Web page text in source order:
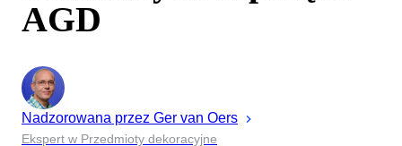
AGD
Nadzorowana przez Ger van Oers
Ekspert w Przedmioty dekoracyjne